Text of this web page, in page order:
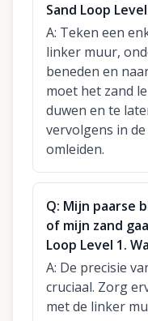
Sand Loop
A: Teken een
linker muur,
beneden en
moet het zand
duwen en te
vervolgens in
omleiden.
Q: Mijn paarse
of mijn zand
Loop Level 1.
A: De precisie
cruciaal. Zorg
met de linker